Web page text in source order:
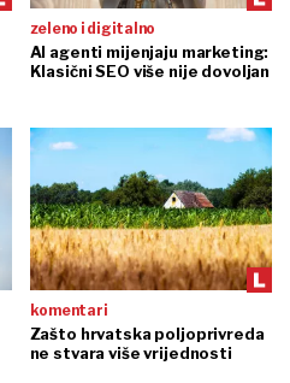
zeleno i digitalno
AI agenti mijenjaju marketing:
Klasični SEO više nije dovoljan
komentari
Zašto hrvatska poljoprivreda
ne stvara više vrijednosti